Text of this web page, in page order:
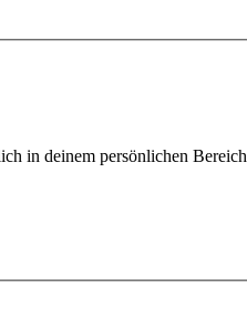
in deinem persönlichen